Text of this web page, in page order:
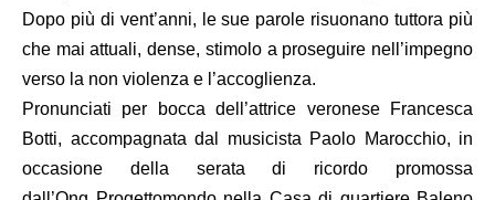
Dopo più di vent’anni, le sue parole risuonanotuttora più
che mai attuali, dense, stimolo a proseguire nell’impegno
verso la non violenza e l’accoglienza.
Pronunciati per bocca dell’attrice veronese
Francesca
Botti, accompagnata dal musicista Paolo Marocchio, in
occasione della serata di ricordo promossa